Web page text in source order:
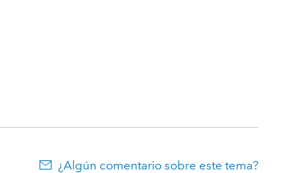
¿Algún comentario sobre este tema?